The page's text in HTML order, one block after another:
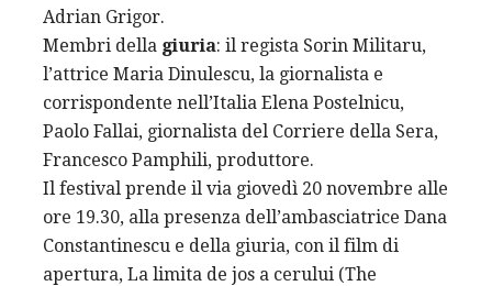
Adrian Grigor.
Membri della giuria: il regista Sorin Militaru,
l’attrice Maria Dinulescu, la giornalista e
corrispondente nell’Italia Elena Postelnicu,
Paolo Fallai, giornalista del Corriere della Sera,
Francesco Pamphili, produttore.
Il festival prende il via giovedì 20 novembre alle
ore 19.30, alla presenza dell’ambasciatrice Dana
Constantinescu e della giuria, con il film di
apertura, La limita de jos a cerului (The